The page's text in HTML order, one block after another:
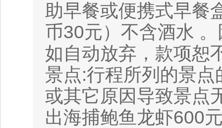
助早餐或便携式早餐
币30元）不含酒水
如自动放弃，款项恕
景点:行程所列的景
或其它原因导致景点
出海捕鲍鱼龙虾600